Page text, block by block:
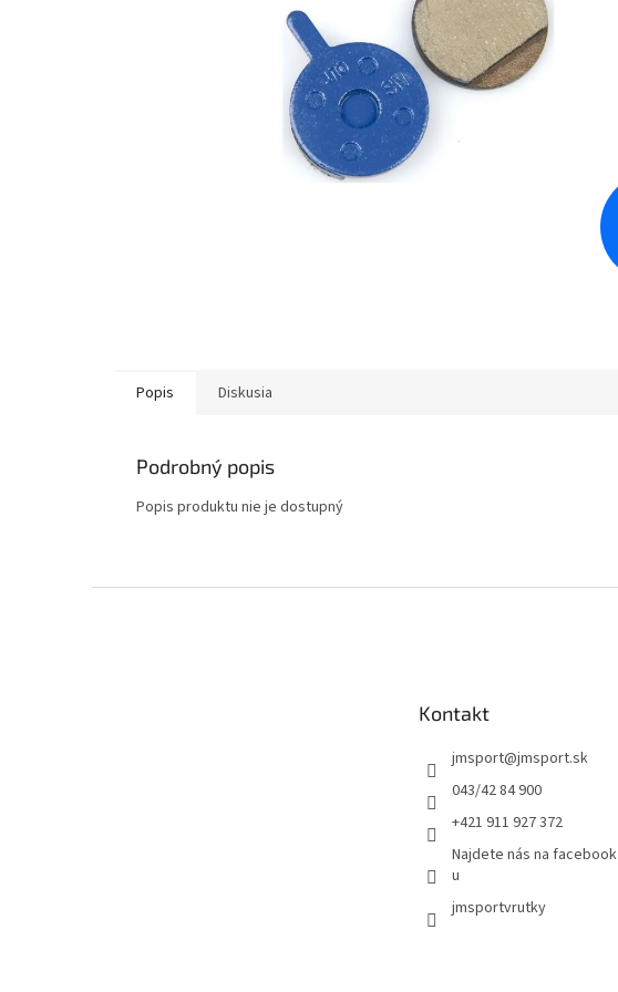
Popis Diskusia
Podrobný popis
Popis produktu nie je dostupný
Kontakt
jmsport@jmsport.sk
043/42 84 900
+421 911 927 372
Najdete nás na facebook
u
jmsportvrutky